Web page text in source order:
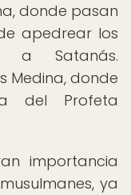
donde pasan
apedrear los
a Satanás.
Medina, donde
del Profeta
importancia
ya